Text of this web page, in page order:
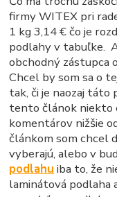
firmy WITEX pri
1 kg 3,14 € čo je
podlahy v tabuľke.
obchodný zástupca
Chcel by som sa o
tak, či je naozaj táto
tento článok niekto
komentárov nižšie
článkom som chcel
vyberajú, alebo v
podlahu iba to, že
laminátová podlaha